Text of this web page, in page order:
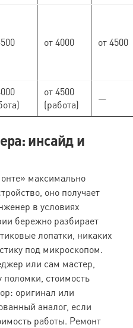
от 4000 от 4500
от 4500
(работа)
—
инсайд и
максимально
оно получает
в условиях
бережно разбирает
лопатки, никаких
под микроскопом.
или сам мастер,
поломки, стоимость
оригинал или
аналог, если
работы. Ремонт